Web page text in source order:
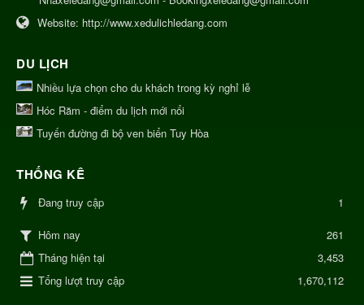
Website: http://www.xedulichledang.com
DU LỊCH
Nhiều lựa chọn cho du khách trong kỳ nghỉ lễ
Hóc Răm - điểm du lịch mới nổi
Tuyến đường đi bộ ven biển Tuy Hòa
THỐNG KÊ
Đang truy cập 1
Hôm nay
261
Tháng hiện tại
3,453
Tổng lượt truy cập
1,670,112